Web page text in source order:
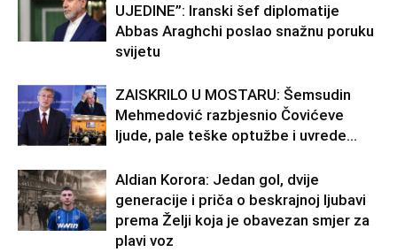
UJEDINE”: Iranski šef diplomatije
Abbas Araghchi poslao snažnu poruku
svijetu
ZAISKRILO U MOSTARU: Šemsudin
Mehmedović razbjesnio Čovićeve
ljude, pale teške optužbe i uvrede…
Aldian Korora: Jedan gol, dvije
generacije i priča o beskrajnoj ljubavi
prema Želji koja je obavezan smjer za
plavi voz